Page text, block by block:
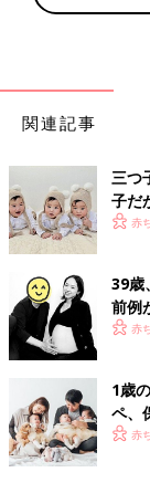
関連記事
三つ
子だ
【体
赤
39歳
前例
日々
赤
1歳
ペ、
のリ
赤